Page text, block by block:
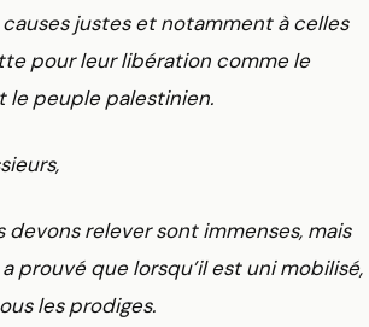
justes et notamment à celles
pour leur libération comme le
le peuple palestinien.
devons relever sont immenses, mais
prouvé que lorsqu’il est uni mobilisé,
les prodiges.